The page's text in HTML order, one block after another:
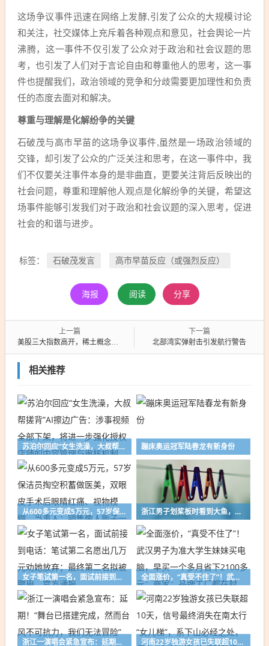
这场争议事件迅速在网络上发酵,引发了公众的大规模讨论
和关注，社交媒体上充斥着各种观点和意见，社会舆论一片
沸腾，这一事件不仅引发了公众对于政治和社会议题的思
考，也引发了人们对于言论自由和尊重他人的思考，这一事
件也提醒我们，政治领域的竞争和分歧需要更加理性和负责
任的态度去面对和解决。
尊重与理解是化解纷争的关键
石破茂与高市早苗的这场争议事件,虽然是一场政治领域的
交锋，却引发了公众的广泛关注和思考，在这一事件中，我
们不仅要关注事件本身的是非曲直，更要关注背后反映出的
社会问题，尊重和理解他人观点是化解纷争的关键，希望这
场事件能够引发我们对于政治和社会议题的深入思考，促进
社会的和谐与进步。
标签： 石破茂发言 高市早苗反应（或强烈反应）
海报 阅读 分享
上一篇
美股三大指数高开，稀土概念股大涨引领市场风潮
下一篇
北部湾实弹射击引发航行警告
相关推荐
苏泊尔回应“女生洗澡，大叔帮搓背”AI擦边广告：涉事视频全部下架，将进一步强化授权店铺的内容管理与审核机制 蹦床奥运冠军陆春龙有新身份
从600多元变成5万元，57岁保洁员掏空积蓄做医美，双眼皮手术后眼睛红痛、视物模糊，当事人：销售像人贩子一样围着我；涉事机构拒绝回应 浙江男子划桨板时看到大鱼，用桨把鱼拍晕后捞起；当事人：鱼重7斤6两，做成红烧辣子鱼块，味道很好
女子笔试第一名，面试前接到电话：笔试第二名愿出几万元劝她放弃；最终第二名拟被聘用，官方通报 全面涨价，“真受不住了”！武汉男子为准大学生妹妹买电脑，早买一个多月省下2100多元；商家：品牌工厂都在封仓，我们不想卖也不敢囤货
浙江一演唱会紧急宣布：延期！“舞台已搭建完成，然而台风不可抗力，我们无法冒险” 河南22岁独游女孩已失联超10天，信号最终消失在南太行“女儿梯”，系下山必经之处，母亲：失踪当晚曾短暂开机，此前已两次独游南太行